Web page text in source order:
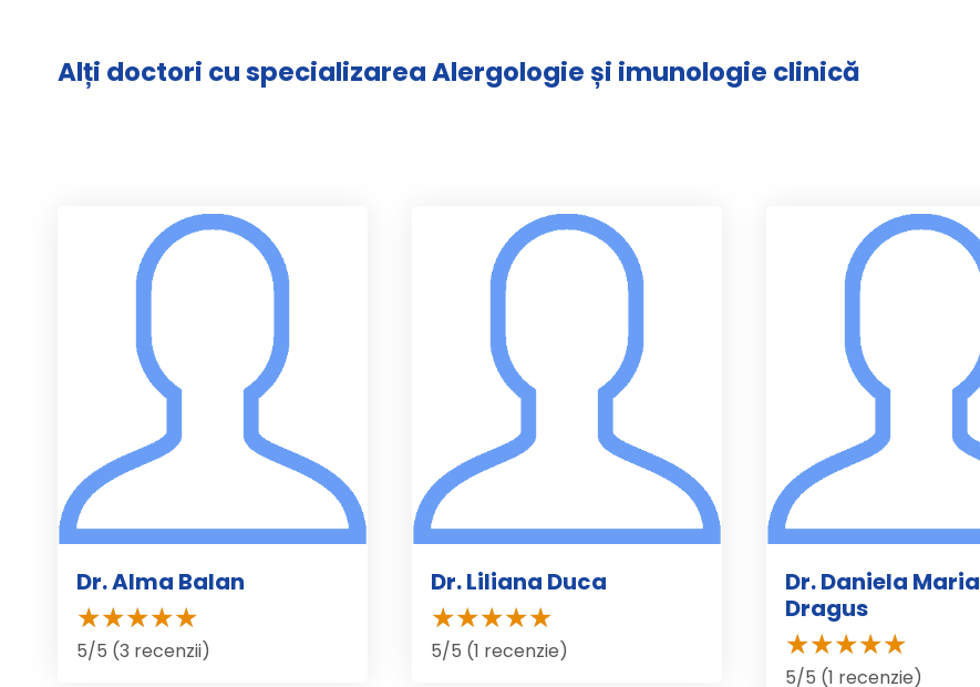
Alți doctori cu specializarea Alergologie și imunologie clinică
Dr. Alma Balan
5/5 (3 recenzii)
Dr. Liliana Duca
5/5 (1 recenzie)
Dr. Daniela Maria
Dragus
5/5 (1 recenzie)